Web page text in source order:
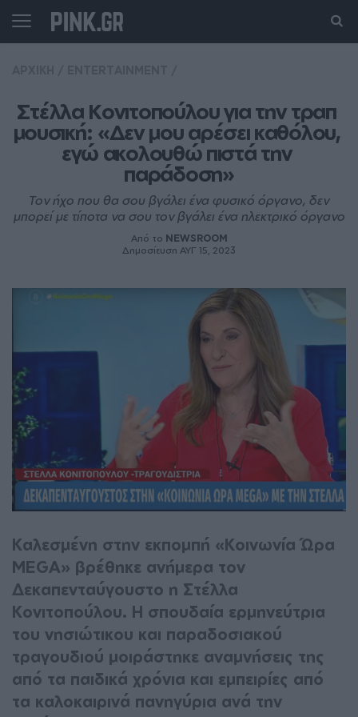
Στέλλα Κονιτοπούλου για την τραπ
μουσική: «Δεν μου αρέσει καθόλου,
εγώ ακολουθώ πιστά την
παράδοση»
Τον ήχο που θα σου βγάλει ένα φυσικό όργανο, δεν
μπορεί με τίποτα να σου τον βγάλει ένα ηλεκτρικό όργανο
Από το NEWSROOM
Δημοσίευση ΑΥΓ 15, 2023
Καλεσμένη στην εκπομπή «Κοινωνία Ώρα
MEGA» βρέθηκε ανήμερα τον
Δεκαπενταύγουστο η Στέλλα
Κονιτοπούλου. Η σπουδαία ερμηνεύτρια
του νησιώτικου και παραδοσιακού
τραγουδιού μοιράστηκε αναμνήσεις της
από τα παιδικά χρόνια και εμπειρίες από
τα καλοκαιρινά πανηγύρια ανά την